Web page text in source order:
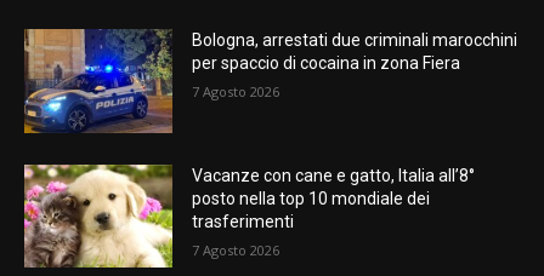
Bologna, arrestati due criminali marocchini
per spaccio di cocaina in zona Fiera
7 Agosto 2026
Vacanze con cane e gatto, Italia all’8°
posto nella top 10 mondiale dei
trasferimenti
7 Agosto 2026